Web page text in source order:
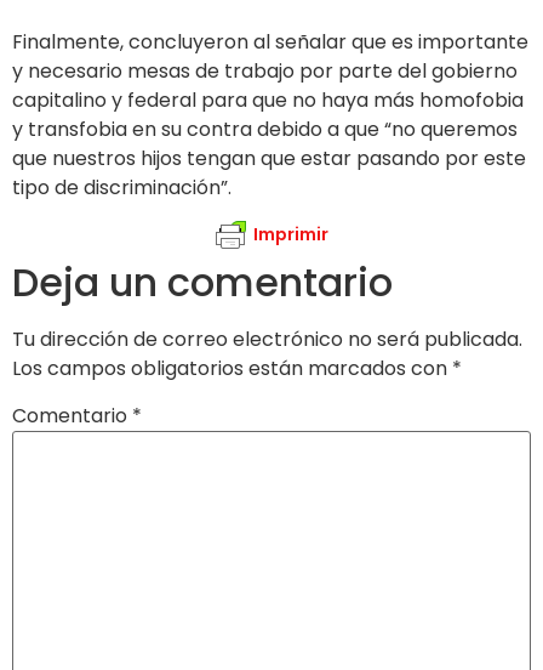
Finalmente, concluyeron al señalar que es importante
y necesario mesas de trabajo por parte del gobierno
capitalino y federal para que no haya más homofobia
y transfobia en su contra debido a que “no queremos
que nuestros hijos tengan que estar pasando por este
tipo de discriminación”.
Imprimir
Deja un comentario
Tu dirección de correo electrónico no será publicada.
Los campos obligatorios están marcados con *
Comentario *